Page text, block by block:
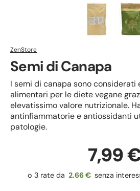
ZenStore
Semi di Canapa
I semi di canapa sono considerati
alimentari per le diete vegane
elevatissimo valore nutrizionale.
antinfiammatorie e antiossidanti
patologie.
7,99
2.66 €